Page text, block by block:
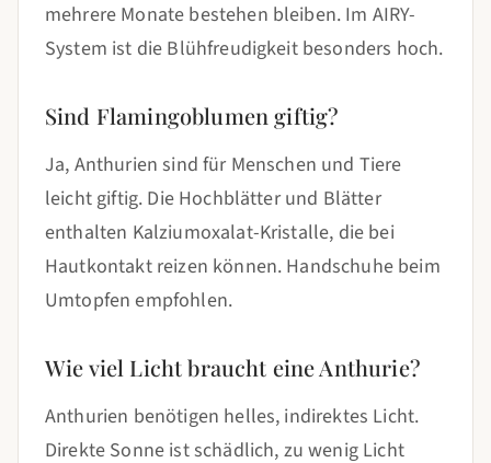
mehrere Monate bestehen bleiben. Im AIRY-
System ist die Blühfreudigkeit besonders hoch.
Sind Flamingoblumen giftig?
Ja, Anthurien sind für Menschen und Tiere
leicht giftig. Die Hochblätter und Blätter
enthalten Kalziumoxalat-Kristalle, die bei
Hautkontakt reizen können. Handschuhe beim
Umtopfen empfohlen.
Wie viel Licht braucht eine Anthurie?
Anthurien benötigen helles, indirektes Licht.
Direkte Sonne ist schädlich, zu wenig Licht